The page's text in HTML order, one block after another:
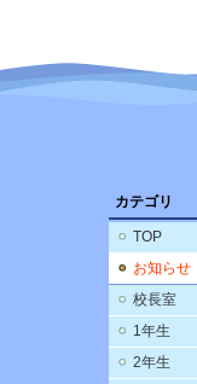
カテゴリ
TOP
お知らせ
校長室
1年生
2年生